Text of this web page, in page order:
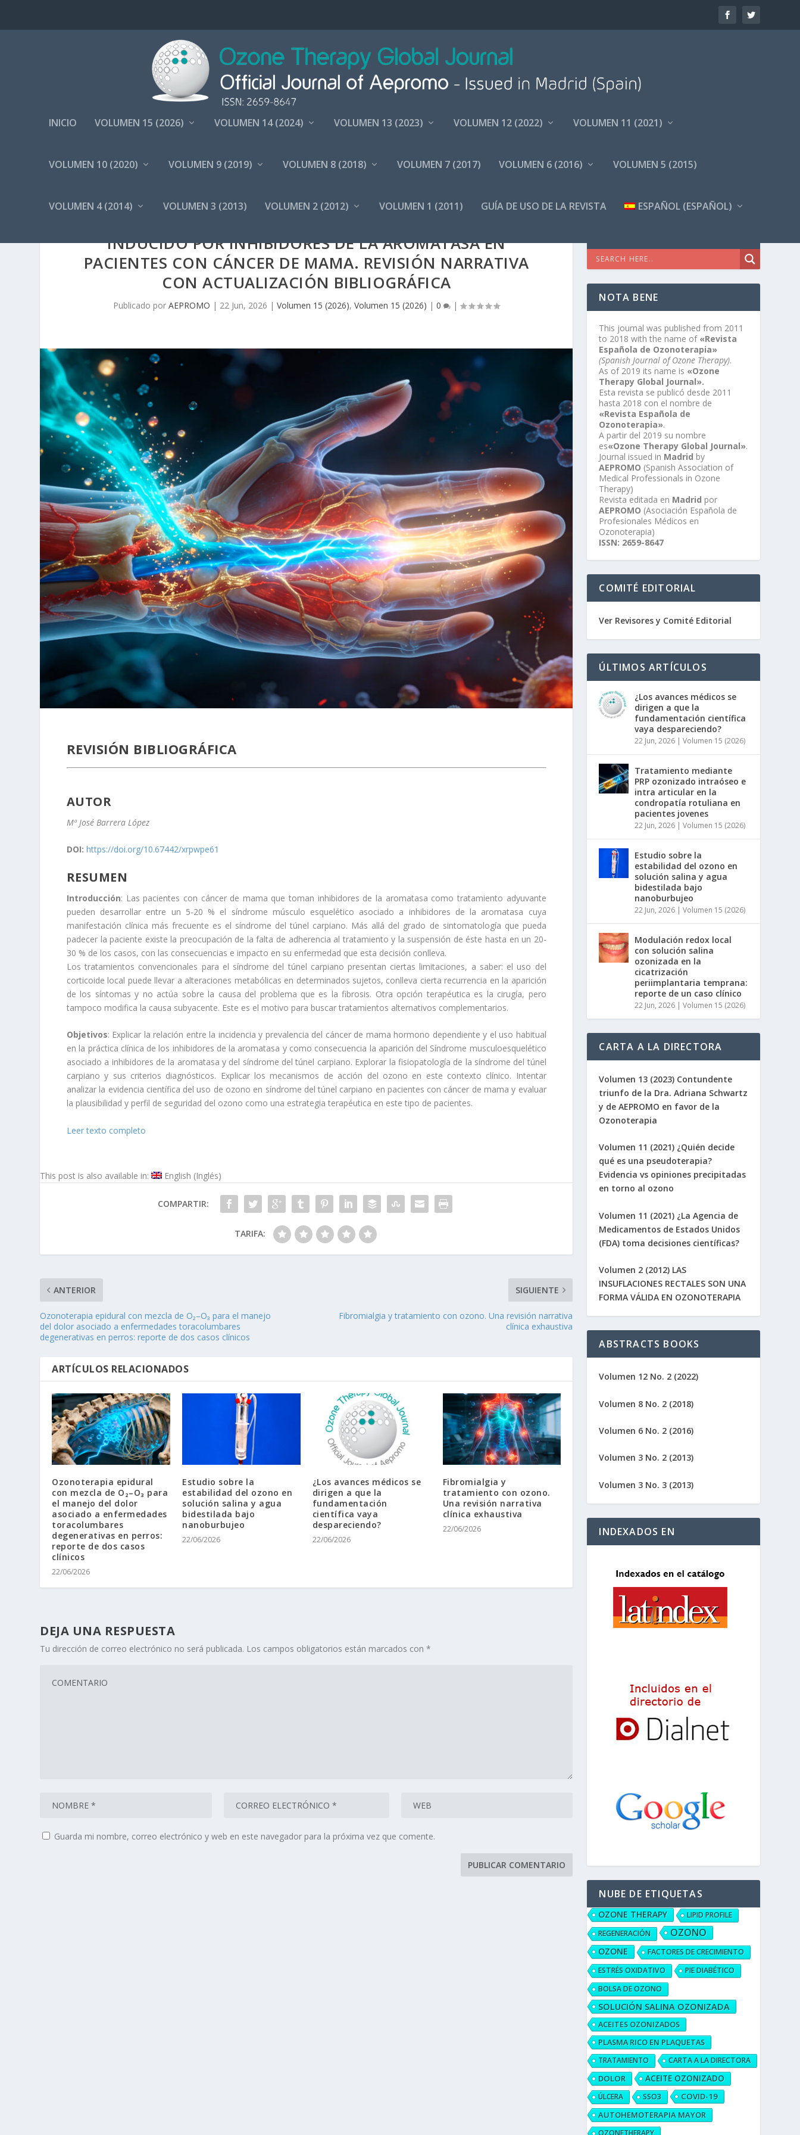
INICIO VOLUMEN 15 (2026) VOLUMEN 14 (2024) VOLUMEN 13 (2023) VOLUMEN 12 (2022) VOLUMEN 11 (2021)
VOLUMEN 10 (2020) VOLUMEN 9 (2019) VOLUMEN 8 (2018) VOLUMEN 7 (2017) VOLUMEN 6 (2016) VOLUMEN 5 (2015)
VOLUMEN 4 (2014) VOLUMEN 3 (2013) VOLUMEN 2 (2012) VOLUMEN 1 (2011) GUÍA DE USO DE LA REVISTA ESPAÑOL (ESPAÑOL)
INDUCIDO POR INHIBIDORES DE LA AROMATASA EN
PACIENTES CON CÁNCER DE MAMA. REVISIÓN NARRATIVA
CON ACTUALIZACIÓN BIBLIOGRÁFICA
Publicado porAEPROMO | 22 Jun, 2026 |Volumen 15 (2026),Volumen 15 (2026) |0 |
REVISIÓN BIBLIOGRÁFICA
AUTOR
Mª José Barrera López
DOI: https://doi.org/10.67442/xrpwpe61
RESUMEN
Introducción: Las pacientes con cáncer de mama que toman inhibidores de la aromatasa como tratamiento adyuvante
pueden desarrollar entre un 5-20 % el síndrome músculo esquelético asociado a inhibidores de la aromatasa cuya
manifestación clínica más frecuente es el síndrome del túnel carpiano. Más allá del grado de sintomatología que pueda
padecer la paciente existe la preocupación de la falta de adherencia al tratamiento y la suspensión de éste hasta en un 20-
30 % de los casos, con las consecuencias e impacto en su enfermedad que esta decisión conlleva.
Los tratamientos convencionales para el síndrome del túnel carpiano presentan ciertas limitaciones, a saber: el uso del
corticoide local puede llevar a alteraciones metabólicas en determinados sujetos, conlleva cierta recurrencia en la aparición
de los síntomas y no actúa sobre la causa del problema que es la fibrosis. Otra opción terapéutica es la cirugía, pero
tampoco modifica la causa subyacente. Este es el motivo para buscar tratamientos alternativos complementarios.
Objetivos: Explicar la relación entre la incidencia y prevalencia del cáncer de mama hormono dependiente y el uso habitual
en la práctica clínica de los inhibidores de la aromatasa y como consecuencia la aparición del Síndrome musculoesquelético
asociado a inhibidores de la aromatasa y del síndrome del túnel carpiano. Explorar la fisiopatología de la síndrome del túnel
carpiano y sus criterios diagnósticos. Explicar los mecanismos de acción del ozono en este contexto clínico. Intentar
analizar la evidencia científica del uso de ozono en síndrome del túnel carpiano en pacientes con cáncer de mama y evaluar
la plausibilidad y perfil de seguridad del ozono como una estrategia terapéutica en este tipo de pacientes.
Leer texto completo
This post is also available in: English (Inglés)
COMPARTIR:
TARIFA:
ANTERIOR
Ozonoterapia epidural con mezcla de O₂–O₃ para el manejo
del dolor asociado a enfermedades toracolumbares
degenerativas en perros: reporte de dos casos clínicos
SIGUIENTE
Fibromialgia y tratamiento con ozono. Una revisión narrativa
clínica exhaustiva
ARTÍCULOS RELACIONADOS
Ozonoterapia epidural
con mezcla de O₂–O₃ para
el manejo del dolor
asociado a enfermedades
toracolumbares
degenerativas en perros:
reporte de dos casos
clínicos
22/06/2026
Estudio sobre la
estabilidad del ozono en
solución salina y agua
bidestilada bajo
nanoburbujeo
22/06/2026
¿Los avances médicos se
dirigen a que la
fundamentación
científica vaya
despareciendo?
22/06/2026
Fibromialgia y
tratamiento con ozono.
Una revisión narrativa
clínica exhaustiva
22/06/2026
DEJA UNA RESPUESTA
Tu dirección de correo electrónico no será publicada. Los campos obligatorios están marcados con*
Guarda mi nombre, correo electrónico y web en este navegador para la próxima vez que comente.
NOTA BENE
This journal was published from 2011
to 2018 with the name of «Revista
Española de Ozonoterapia»
(Spanish Journal of Ozone Therapy).
As of 2019 its name is «Ozone
Therapy Global Journal».
Esta revista se publicó desde 2011
hasta 2018 con el nombre de
«Revista Española de
Ozonoterapia».
A partir del 2019 su nombre
es«Ozone Therapy Global Journal».
Journal issued in Madrid by
AEPROMO (Spanish Association of
Medical Professionals in Ozone
Therapy)
Revista editada en Madrid por
AEPROMO (Asociación Española de
Profesionales Médicos en
Ozonoterapia)
ISSN: 2659-8647
COMITÉ EDITORIAL
Ver Revisores y Comité Editorial
ÚLTIMOS ARTÍCULOS
¿Los avances médicos se
dirigen a que la
fundamentación científica
vaya despareciendo?
22 Jun, 2026 |Volumen 15 (2026)
Tratamiento mediante
PRP ozonizado intraóseo e
intra articular en la
condropatía rotuliana en
pacientes jovenes
22 Jun, 2026 |Volumen 15 (2026)
Estudio sobre la
estabilidad del ozono en
solución salina y agua
bidestilada bajo
nanoburbujeo
22 Jun, 2026 |Volumen 15 (2026)
Modulación redox local
con solución salina
ozonizada en la
cicatrización
periimplantaria temprana:
reporte de un caso clínico
22 Jun, 2026 |Volumen 15 (2026)
CARTA A LA DIRECTORA
Volumen 13 (2023) Contundente
triunfo de la Dra. Adriana Schwartz
y de AEPROMO en favor de la
Ozonoterapia
Volumen 11 (2021) ¿Quién decide
qué es una pseudoterapia?
Evidencia vs opiniones precipitadas
en torno al ozono
Volumen 11 (2021) ¿La Agencia de
Medicamentos de Estados Unidos
(FDA) toma decisiones científicas?
Volumen 2 (2012) LAS
INSUFLACIONES RECTALES SON UNA
FORMA VÁLIDA EN OZONOTERAPIA
ABSTRACTS BOOKS
Volumen 12 No. 2 (2022)
Volumen 8 No. 2 (2018)
Volumen 6 No. 2 (2016)
Volumen 3 No. 2 (2013)
Volumen 3 No. 3 (2013)
INDEXADOS EN
NUBE DE ETIQUETAS
OZONE THERAPY
LIPID PROFILE
REGENERACIÓN
OZONO
OZONE
FACTORES DE CRECIMIENTO
ESTRÉS OXIDATIVO
PIE DIABÉTICO
BOLSA DE OZONO
SOLUCIÓN SALINA OZONIZADA
ACEITES OZONIZADOS
PLASMA RICO EN PLAQUETAS
TRATAMIENTO CARTA A LA DIRECTORA
DOLOR ACEITE OZONIZADO
ÚLCERA SSO3
COVID-19
AUTOHEMOTERAPIA MAYOR
OZONETHERAPY